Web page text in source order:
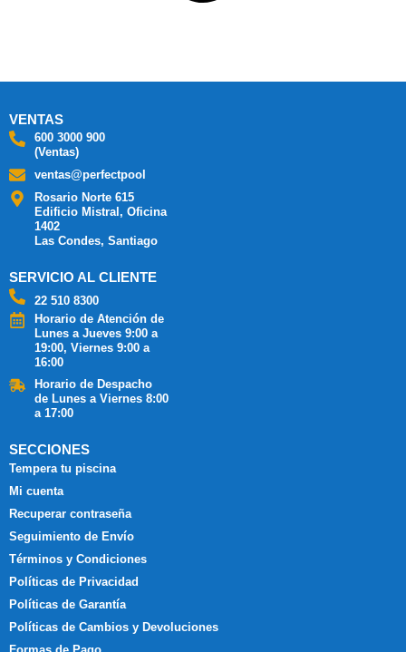
VENTAS
600 3000 900
(Ventas)
ventas@perfectpool
Rosario Norte 615
Edificio Mistral, Oficina
1402
Las Condes, Santiago
SERVICIO AL CLIENTE
22 510 8300
Horario de Atención de
Lunes a Jueves 9:00 a
19:00, Viernes 9:00 a
16:00
Horario de Despacho
de Lunes a Viernes 8:00
a 17:00
SECCIONES
Tempera tu piscina
Mi cuenta
Recuperar contraseña
Seguimiento de Envío
Términos y Condiciones
Políticas de Privacidad
Políticas de Garantía
Políticas de Cambios y Devoluciones